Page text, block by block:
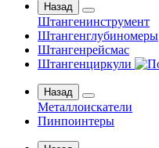
Назад
Штангенинструмент
Штангенглубиномеры
Штангенрейсмас
Штангенциркули
Назад
Металлоискатели
Пинпоинтеры